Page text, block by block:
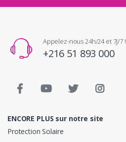
Appelez-nous 24h/24 et 7j/7 !
+216 51 893 000
ENCORE PLUS sur notre site
Protection Solaire